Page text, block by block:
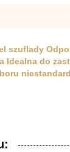
szuflady
Idealna do